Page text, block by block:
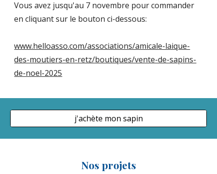
Vous avez jusqu'au 7 novembre pour commander
en cliquant sur le bouton ci-dessous:
www.helloasso.com/associations/amicale-laique-
des-moutiers-en-retz/boutiques/vente-de-sapins-
de-noel-2025
j'achète mon sapin
Nos projets